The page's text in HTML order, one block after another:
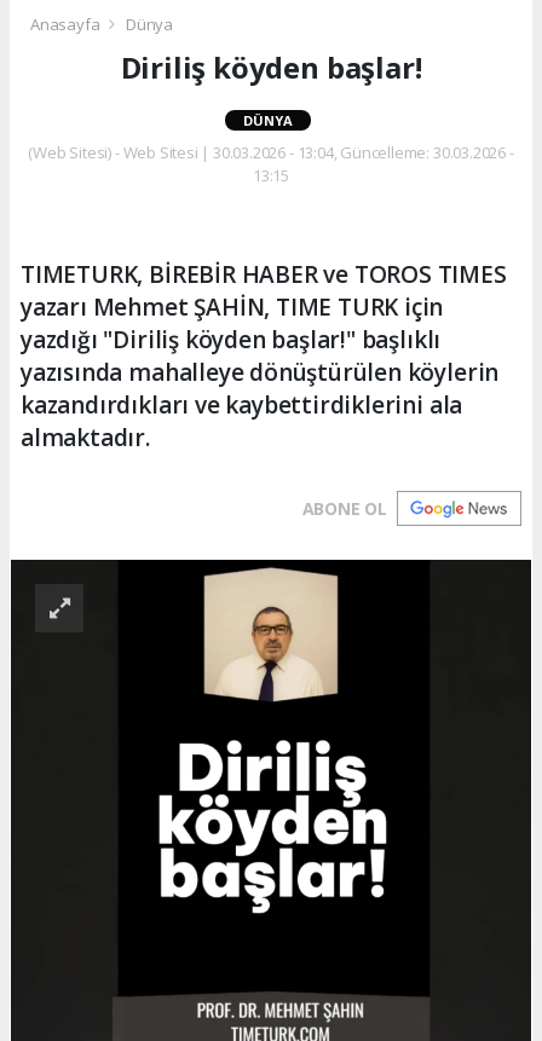
Anasayfa Dünya
Diriliş köyden başlar!
DÜNYA
(Web Sitesi) - Web Sitesi | 30.03.2026 - 13:04, Güncelleme: 30.03.2026 -
13:15
TIMETURK, BİREBİR HABER ve TOROS TIMES
yazarı Mehmet ŞAHİN, TIME TURK için
yazdığı "Diriliş köyden başlar!" başlıklı
yazısında mahalleye dönüştürülen köylerin
kazandırdıkları ve kaybettirdiklerini ala
almaktadır.
ABONE OL